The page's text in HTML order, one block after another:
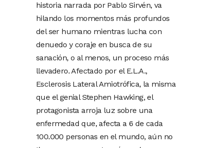
historia narrada por Pablo Sirvén, va
hilando los momentos más profundos
del ser humano mientras lucha con
denuedo y coraje en busca de su
sanación, o al menos, un proceso más
llevadero. Afectado por el E.L.A.,
Esclerosis Lateral Amiotrófica, la misma
que el genial Stephen Hawking, el
protagonista arroja luz sobre una
enfermedad que, afecta a 6 de cada
100.000 personas en el mundo, aún no